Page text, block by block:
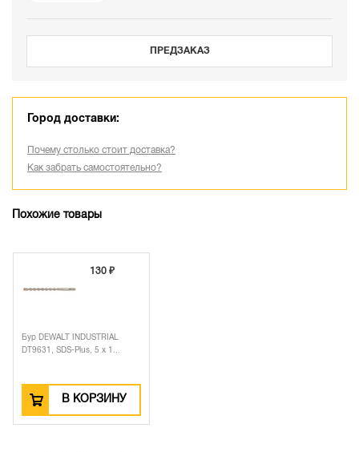
ПРЕДЗАКАЗ
Город доставки:
Почему столько стоит доставка?
Как забрать самостоятельно?
Похожие товары
130 ₽
Бур DEWALT INDUSTRIAL
DT9631, SDS-Plus, 5 x 1...
В КОРЗИНУ